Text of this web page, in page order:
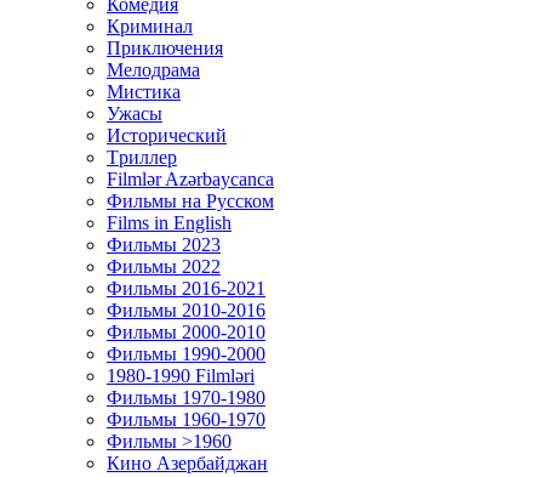
Комедия
Криминал
Приключения
Мелодрама
Мистика
Ужасы
Исторический
Tриллер
Filmlər Azərbaycanca
Фильмы на Русском
Films in English
Фильмы 2023
Фильмы 2022
Фильмы 2016-2021
Фильмы 2010-2016
Фильмы 2000-2010
Фильмы 1990-2000
1980-1990 Filmləri
Фильмы 1970-1980
Фильмы 1960-1970
Фильмы >1960
Кино Азербайджан